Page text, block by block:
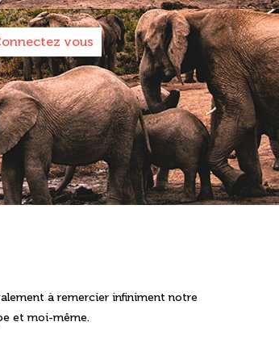
vous
à remercier infiniment notre
et moi-même.